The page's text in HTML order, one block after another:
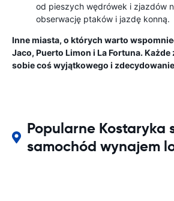
od pieszych wędrówek i zjazdów
obserwację ptaków i jazdę konną.
Inne miasta, o których warto
Jaco, Puerto Limon i La Fortuna.
sobie coś wyjątkowego i
Popularne Kostaryka
samochód wynajem